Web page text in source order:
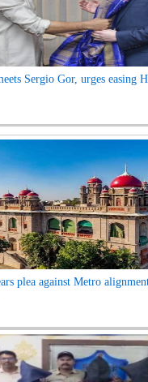
Sergio Gor, urges easing
plea against Metro